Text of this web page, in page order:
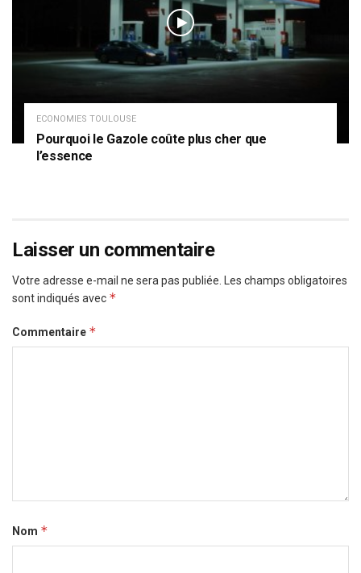
ECONOMIES TOULOUSE
Pourquoi le Gazole coûte plus cher que
l’essence
Laisser un commentaire
Votre adresse e-mail ne sera pas publiée.
Les champs obligatoires
sont indiqués avec *
Commentaire *
Nom *